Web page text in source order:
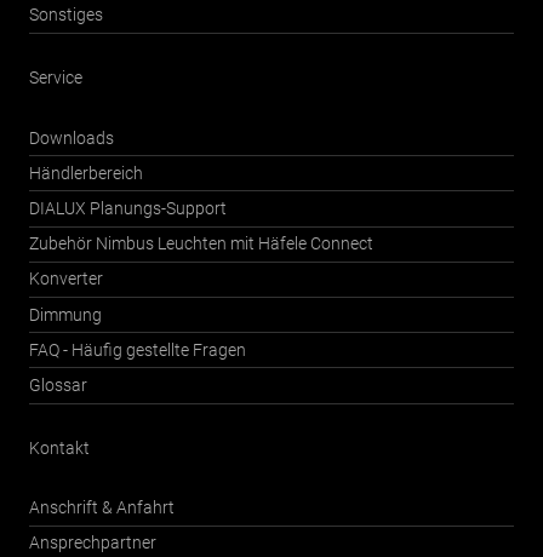
Sonstiges
Service
Downloads
Händlerbereich
DIALUX Planungs-Support
Zubehör Nimbus Leuchten mit Häfele Connect
Konverter
Dimmung
FAQ - Häufig gestellte Fragen
Glossar
Kontakt
Anschrift & Anfahrt
Ansprechpartner